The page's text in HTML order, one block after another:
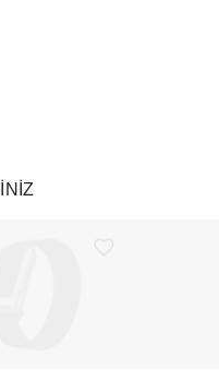
Ürünü istek listesine ekle veya listeden çıkar